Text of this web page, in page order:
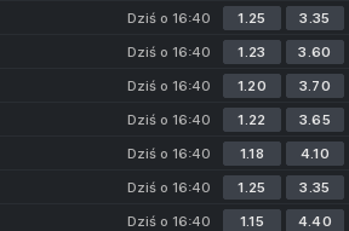
Dziś o 16:40 1.25
3.35
Dziś o 16:40 1.23
3.60
Dziś o 16:40 1.20
3.70
Dziś o 16:40 1.22
3.65
Dziś o 16:40 1.18
4.10
Dziś o 16:40 1.25
3.35
Dziś o 16:40 1.15
4.40